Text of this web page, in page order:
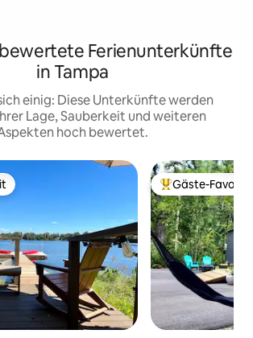
Ferienunterkünfte
in Tampa
einig: Diese Unterkünfte werden
Lage, Sauberkeit und weiteren
hoch bewertet.
Beliebter Gäste-
Gäste-Favorit